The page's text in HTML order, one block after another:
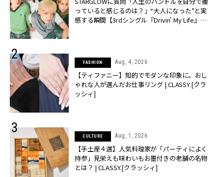
っていると感じるのは？」“大️人になった”と実
感する瞬間【3rdシングル『Drivin' My Life』発
FASHION Aug, 4, 2026
【ティファニー】知的でモダンな印象に。おし
ゃれな人が選んだお仕事リング | CLASSY.[クラ
ッシィ]
CULTURE Aug, 1, 2026
【手土産４選】人気料理家が「パーティによく
持参」見栄えも味わいもお墨付きの老舗の名物
とは？ | CLASSY.[クラッシィ]